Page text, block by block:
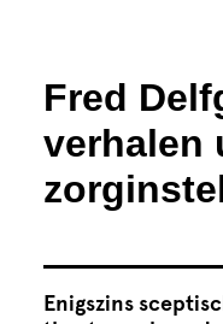
Theater
Expo
Cursus
Fred
verhalen
Enigszins